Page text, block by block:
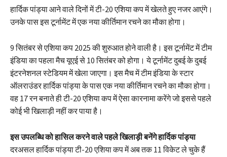
हार्दिक पांड्या आने वाले दिनों में टी-20 एशिया कप में खेलते हुए नजर आएंगे।
उनके पास इस टूर्नामेंट में एक नया कीर्तिमान रचने का मौका होगा।
9 सितंबर से एशिया कप 2025 की शुरुआत होने वाली है। इस टूर्नामेंट में टीम
इंडिया का पहला मैच यूएई से 10 सितंबर को होगा। ये टूर्नामेंट दुबई के दुबई
इंटरनेशनल स्टेडियम में खेला जाएगा। इस मैच में टीम इंडिया के स्टार
ऑलराउंडर हार्दिक पांड्या के पास एक नया कीर्तिमान रचने का मौका होगा।
वह 17 रन बनाते ही टी-20 एशिया कप में ऐसा कारनामा करेंगे जो इससे पहले
कोई भी खिलाड़ी नहीं कर पाया है।
इस उपलब्धि को हासिल करने वाले पहले खिलाड़ी बनेंगे हार्दिक पांड्या
दरअसल हार्दिक पांड्या टी-20 एशिया कप में अब तक 11 विकेट ले चुके हैं